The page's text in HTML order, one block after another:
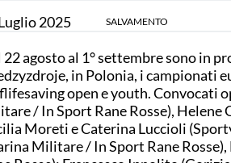
2025 SALVAMENTO
22 agosto al 1° settembre sono in
in Polonia, i campionati
open e youth. Convocati
/ In Sport Rane Rosse), Helene
Moreti e Caterina Luccioli
Militare / In Sport Rane Rosse),